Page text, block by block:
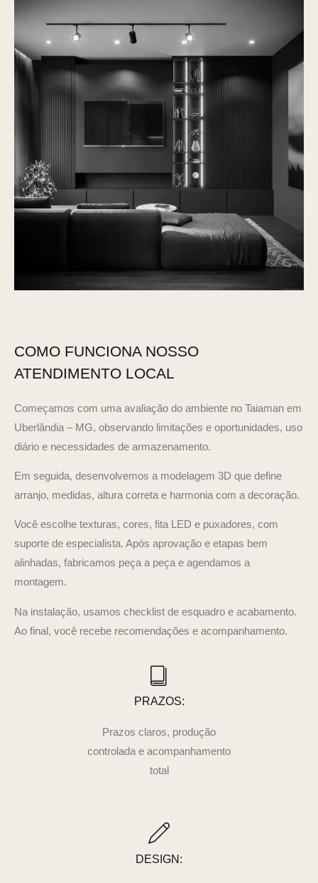
COMO FUNCIONA NOSSO
ATENDIMENTO LOCAL
Começamos com uma avaliação do ambiente no Taiaman em
Uberlândia – MG, observando limitações e oportunidades, uso
diário e necessidades de armazenamento.
Em seguida, desenvolvemos a modelagem 3D que define
arranjo, medidas, altura correta e harmonia com a decoração.
Você escolhe texturas, cores, fita LED e puxadores, com
suporte de especialista. Após aprovação e etapas bem
alinhadas, fabricamos peça a peça e agendamos a
montagem.
Na instalação, usamos checklist de esquadro e acabamento.
Ao final, você recebe recomendações e acompanhamento.
PRAZOS:
Prazos claros, produção
controlada e acompanhamento
total
DESIGN: